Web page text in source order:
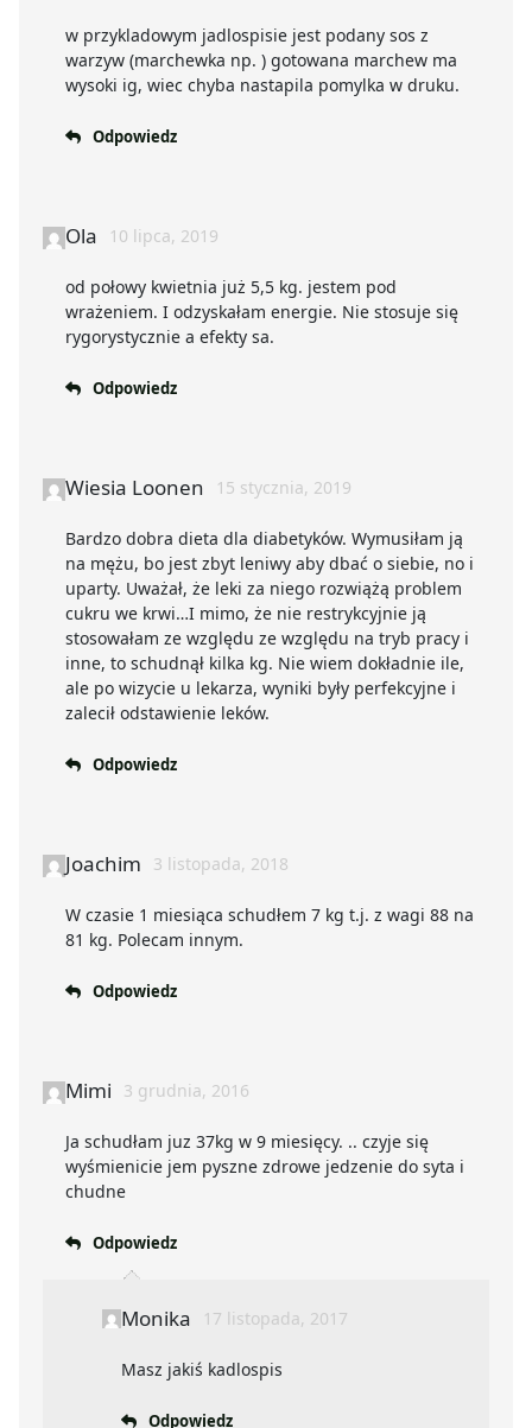
w przykladowym jadlospisie jest podany sos z
warzyw (marchewka np. ) gotowana marchew ma
wysoki ig, wiec chyba nastapila pomylka w druku.
Odpowiedz
Ola 10 lipca, 2019
od połowy kwietnia już 5,5 kg. jestem pod
wrażeniem. I odzyskałam energie. Nie stosuje się
rygorystycznie a efekty sa.
Odpowiedz
Wiesia Loonen 15 stycznia, 2019
Bardzo dobra dieta dla diabetyków. Wymusiłam ją
na mężu, bo jest zbyt leniwy aby dbać o siebie, no i
uparty. Uważał, że leki za niego rozwiążą problem
cukru we krwi…I mimo, że nie restrykcyjnie ją
stosowałam ze względu ze względu na tryb pracy i
inne, to schudnął kilka kg. Nie wiem dokładnie ile,
ale po wizycie u lekarza, wyniki były perfekcyjne i
zalecił odstawienie leków.
Odpowiedz
Joachim 3 listopada, 2018
W czasie 1 miesiąca schudłem 7 kg t.j. z wagi 88 na
81 kg. Polecam innym.
Odpowiedz
Mimi 3 grudnia, 2016
Ja schudłam juz 37kg w 9 miesięcy. .. czyje się
wyśmienicie jem pyszne zdrowe jedzenie do syta i
chudne
Odpowiedz
Monika 17 listopada, 2017
Masz jakiś kadlospis
Odpowiedz